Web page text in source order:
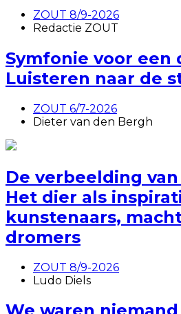
ZOUT 8/9-2026
Redactie ZOUT
Symfonie voor een
Luisteren naar de
ZOUT 6/7-2026
Dieter van den Bergh
De verbeelding
Het dier als
kunstenaars,
dromers
ZOUT 8/9-2026
Ludo Diels